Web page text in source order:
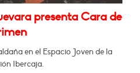
presenta Cara de
en el Espacio Joven de la
Ibercaja.